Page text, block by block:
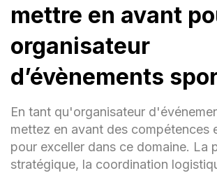
mettre en avant
organisateur
d’évènements
En tant qu'organisateur
mettez en avant des compétences
pour exceller dans ce domaine. La
stratégique, la coordination